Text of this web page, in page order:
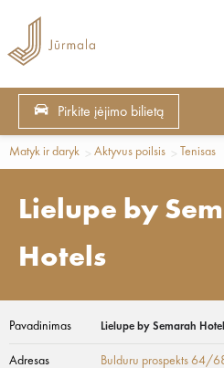
Pirkite įėjimo bilietą
Matyk ir daryk Aktyvus poilsis Tenisas
Lielupe by
Hotels
Pavadinimas Lielupe by Semarah
Adresas Bulduru prospekts 64/